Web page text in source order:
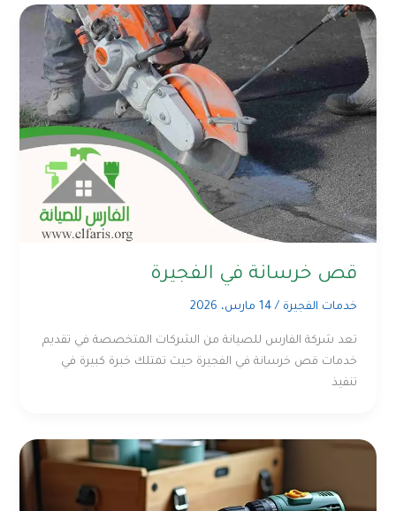
قص خرسانة في الفجيرة
خدمات الفجيرة /14 مارس، 2026
تعد شركة الفارس للصيانة من الشركات المتخصصة في تقديم
خدمات قص خرسانة في الفجيرة حيث تمتلك خبرة كبيرة في
تنفيذ